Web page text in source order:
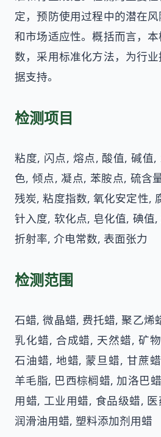
定，预防使用过程中的潜在
和市场适应性。概括而言，
数，采用标准化方法，为行
据支持。
检测项目
粘度, 闪点, 熔点, 酸值, 碱值
色, 倾点, 凝点, 苯胺点, 硫含
残炭, 粘度指数, 氧化安定性,
针入度, 软化点, 皂化值, 碘值
折射率, 介电常数, 表面张力
检测范围
石蜡, 微晶蜡, 费托蜡, 聚乙烯
乳化蜡, 合成蜡, 天然蜡, 矿
石油蜡, 地蜡, 蒙旦蜡, 甘蔗
羊毛脂, 巴西棕榈蜡, 加洛巴
用蜡, 工业用蜡, 食品级蜡,
润滑油用蜡, 塑料添加剂用蜡